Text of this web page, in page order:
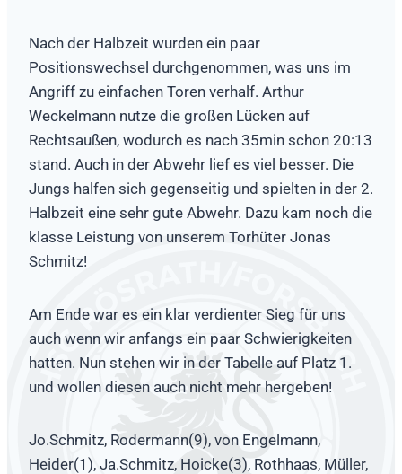
Nach der Halbzeit wurden ein paar
Positionswechsel durchgenommen, was uns im
Angriff zu einfachen Toren verhalf. Arthur
Weckelmann nutze die großen Lücken auf
Rechtsaußen, wodurch es nach 35min schon 20:13
stand. Auch in der Abwehr lief es viel besser. Die
Jungs halfen sich gegenseitig und spielten in der 2.
Halbzeit eine sehr gute Abwehr. Dazu kam noch die
klasse Leistung von unserem Torhüter Jonas
Schmitz!
Am Ende war es ein klar verdienter Sieg für uns
auch wenn wir anfangs ein paar Schwierigkeiten
hatten. Nun stehen wir in der Tabelle auf Platz 1.
und wollen diesen auch nicht mehr hergeben!
Jo.Schmitz, Rodermann(9), von Engelmann,
Heider(1), Ja.Schmitz, Hoicke(3), Rothhaas, Müller,